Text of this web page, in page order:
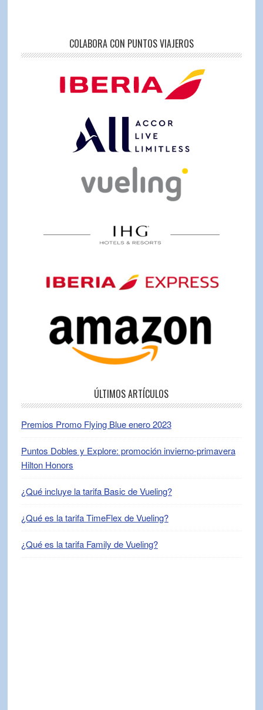
COLABORA CON PUNTOS VIAJEROS
ÚLTIMOS ARTÍCULOS
Premios Promo Flying Blue enero 2023
Puntos Dobles y Explore: promoción invierno-primavera
Hilton Honors
¿Qué incluye la tarifa Basic de Vueling?
¿Qué es la tarifa TimeFlex de Vueling?
¿Qué es la tarifa Family de Vueling?